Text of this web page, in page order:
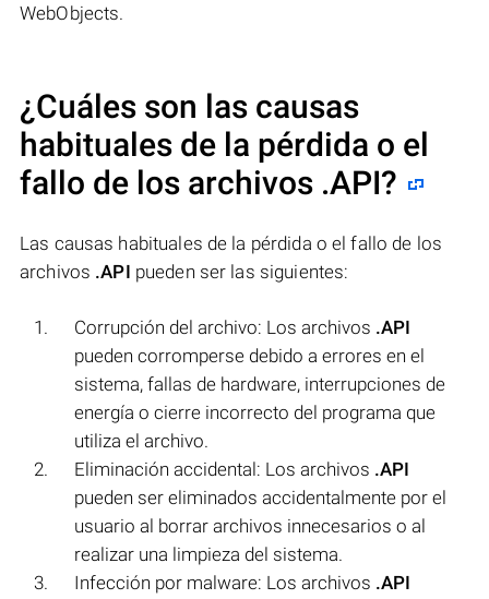
WebObjects.
¿Cuáles son las causas
habituales de la pérdida o el
fallo de los archivos .API?
Las causas habituales de la pérdida o el fallo de los
archivos .API pueden ser las siguientes:
Corrupción del archivo: Los archivos .API
pueden corromperse debido a errores en el
sistema, fallas de hardware, interrupciones de
energía o cierre incorrecto del programa que
utiliza el archivo.
Eliminación accidental: Los archivos .API
pueden ser eliminados accidentalmente por el
usuario al borrar archivos innecesarios o al
realizar una limpieza del sistema.
Infección por malware: Los archivos .API